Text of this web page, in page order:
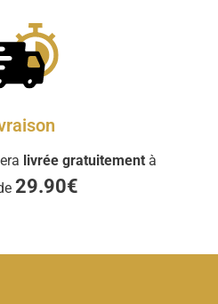
livrée gratuitement à
29.90€